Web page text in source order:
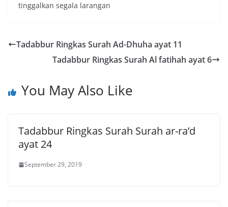
tinggalkan segala larangan
Tadabbur Ringkas Surah Ad-Dhuha ayat 11
Tadabbur Ringkas Surah Al fatihah ayat 6
You May Also Like
Tadabbur Ringkas Surah Surah ar-ra’d
ayat 24
September 29, 2019